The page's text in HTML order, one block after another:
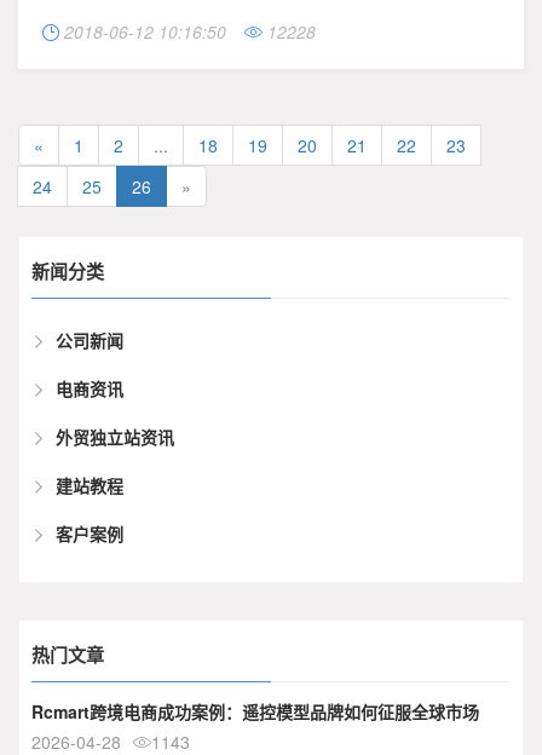
 2018-06-12 10:16:50  12228
« 1 2 ... 18 19 20 21 22
23
24
25 26 »
新闻分类
公司新闻
电商资讯
外贸独立站资讯
建站教程
客户案例
热门文章
Rcmart跨境电商成功案例：遥控模型品牌如何征服全球市场
2026-04-28
1143